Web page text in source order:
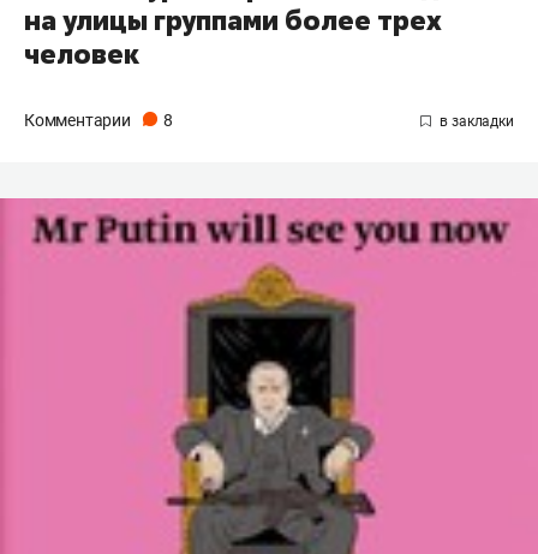
на улицы группами более трех
человек
Комментарии 8